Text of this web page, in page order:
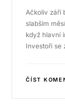
Ačkoliv září
slabším
když hlavní
Investoři se
ČÍST